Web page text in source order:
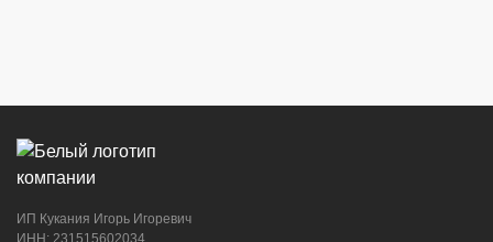
ИП Кукания Игорь Игоревич
ИНН: 231515602034